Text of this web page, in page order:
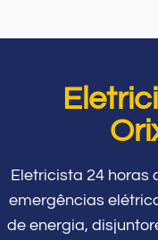
Eletricista 24
emergências
de energia,